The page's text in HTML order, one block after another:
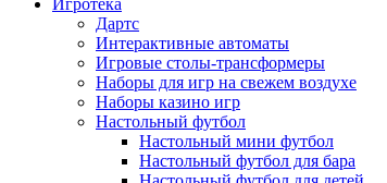
Игротека
Дартс
Интерактивные автоматы
Игровые столы-трансформеры
Наборы для игр на свежем воздухе
Наборы казино игр
Настольный футбол
Настольный мини футбол
Настольный футбол для бара